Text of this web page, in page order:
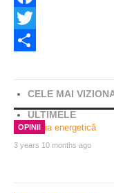
Facebook
Twitter
CELE MAI
ULTIMELE
OPINII
3 years 10 months ago